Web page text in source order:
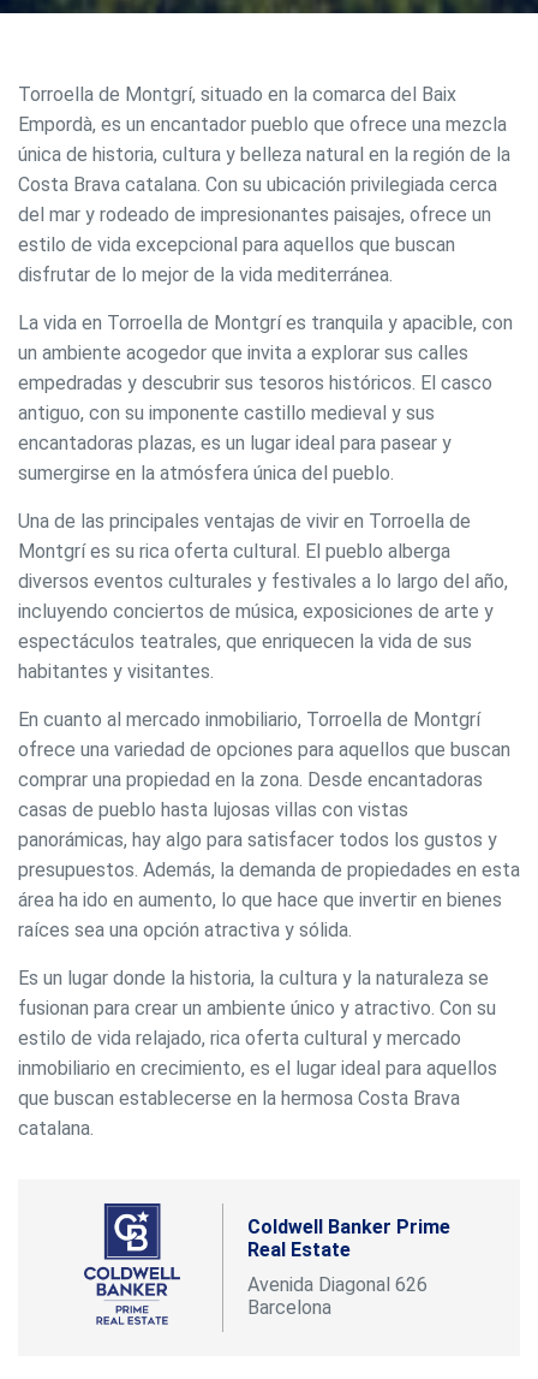
Torroella de Montgrí, situado en la comarca del Baix
Empordà, es un encantador pueblo que ofrece una mezcla
única de historia, cultura y belleza natural en la región de la
Costa Brava catalana. Con su ubicación privilegiada cerca
del mar y rodeado de impresionantes paisajes, ofrece un
estilo de vida excepcional para aquellos que buscan
disfrutar de lo mejor de la vida mediterránea.
La vida en Torroella de Montgrí es tranquila y apacible, con
un ambiente acogedor que invita a explorar sus calles
empedradas y descubrir sus tesoros históricos. El casco
antiguo, con su imponente castillo medieval y sus
encantadoras plazas, es un lugar ideal para pasear y
sumergirse en la atmósfera única del pueblo.
Una de las principales ventajas de vivir en Torroella de
Montgrí es su rica oferta cultural. El pueblo alberga
diversos eventos culturales y festivales a lo largo del año,
incluyendo conciertos de música, exposiciones de arte y
espectáculos teatrales, que enriquecen la vida de sus
habitantes y visitantes.
En cuanto al mercado inmobiliario, Torroella de Montgrí
ofrece una variedad de opciones para aquellos que buscan
comprar una propiedad en la zona. Desde encantadoras
casas de pueblo hasta lujosas villas con vistas
panorámicas, hay algo para satisfacer todos los gustos y
presupuestos. Además, la demanda de propiedades en esta
área ha ido en aumento, lo que hace que invertir en bienes
raíces sea una opción atractiva y sólida.
Es un lugar donde la historia, la cultura y la naturaleza se
fusionan para crear un ambiente único y atractivo. Con su
estilo de vida relajado, rica oferta cultural y mercado
inmobiliario en crecimiento, es el lugar ideal para aquellos
que buscan establecerse en la hermosa Costa Brava
catalana.
Coldwell Banker Prime
Real Estate
Avenida Diagonal 626
Barcelona